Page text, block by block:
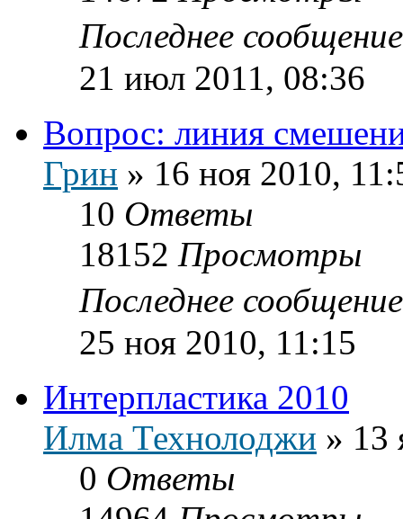
Последнее
21 июл 2011, 08:36
Вопрос: линия
Грин » 16 ноя 2010,
10 Ответы
18152 Просмотры
Последнее
25 ноя 2010, 11:15
Интерпластика 2010
Илма Технолоджи » 13
0 Ответы